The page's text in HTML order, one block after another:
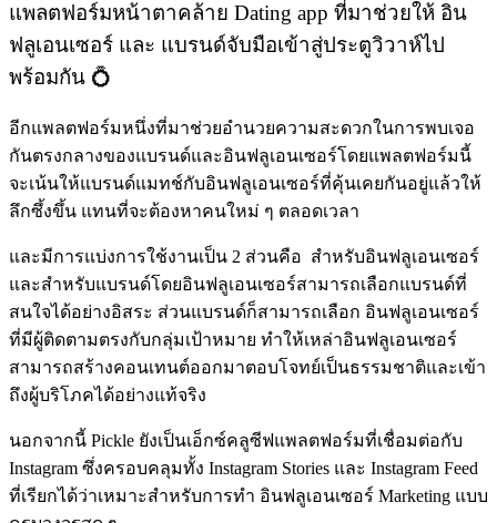
แพลตฟอร์มหน้าตาคล้าย Dating app ที่มาช่วยให้ อิน
ฟลูเอนเซอร์ และ แบรนด์จับมือเข้าสู่ประตูวิวาห์ไป
พร้อมกัน 💍
อีกแพลตฟอร์มหนึ่งที่มาช่วยอำนวยความสะดวกในการพบเจอ
กันตรงกลางของแบรนด์และอินฟลูเอนเซอร์โดยแพลตฟอร์มนี้
จะเน้นให้แบรนด์แมทช์กับอินฟลูเอนเซอร์ที่คุ้นเคยกันอยู่แล้วให้
ลึกซึ้งขึ้น แทนที่จะต้องหาคนใหม่ ๆ ตลอดเวลา
และมีการแบ่งการใช้งานเป็น 2 ส่วนคือ สำหรับอินฟลูเอนเซอร์
และสำหรับแบรนด์โดยอินฟลูเอนเซอร์สามารถเลือกแบรนด์ที่
สนใจได้อย่างอิสระ ส่วนแบรนด์ก็สามารถเลือก อินฟลูเอนเซอร์
ที่มีผู้ติดตามตรงกับกลุ่มเป้าหมาย ทำให้เหล่าอินฟลูเอนเซอร์
สามารถสร้างคอนเทนต์ออกมาตอบโจทย์เป็นธรรมชาติและเข้า
ถึงผู้บริโภคได้อย่างแท้จริง
นอกจากนี้ Pickle ยังเป็นเอ็กซ์คลูซีฟแพลตฟอร์มที่เชื่อมต่อกับ
Instagram ซึ่งครอบคลุมทั้ง Instagram Stories และ Instagram Feed
ที่เรียกได้ว่าเหมาะสำหรับการทำ อินฟลูเอนเซอร์ Marketing แบบ